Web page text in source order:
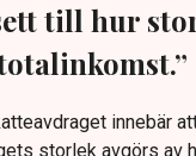
till hur
innebär
storlek avgörs av